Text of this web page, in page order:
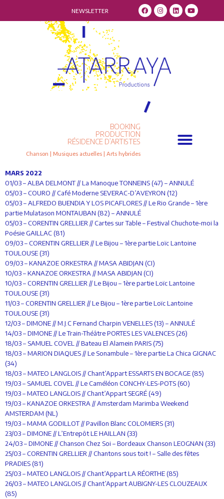
NEWSLETTER
BOOKING
PRODUCTION
RÉSIDENCE D’ARTISTES
Chanson | Musiques actuelles | Arts hybrides
MARS 2022
01/03 – ALBA DELMONT // La Manoque TONNEINS (47) – ANNULÉ
05/03 – COURO // Café Moderne SEVERAC-D’AVEYRON (12)
05/03 – ALFREDO BUENDIA Y LOS PICAFLORES // Le Rio Grande – 1ère
partie Mulatason MONTAUBAN (82) – ANNULÉ
05/03 – CORENTIN GRELLIER // Cartes sur Table – Festival Chuchote-moi la
Poésie GAILLAC (81)
09/03 – CORENTIN GRELLIER // Le Bijou – 1ère partie Loïc Lantoine
TOULOUSE (31)
09/03 – KANAZOE ORKESTRA // MASA ABIDJAN (CI)
10/03 – KANAZOE ORKESTRA // MASA ABIDJAN (CI)
10/03 – CORENTIN GRELLIER // Le Bijou – 1ère partie Loïc Lantoine
TOULOUSE (31)
11/03 – CORENTIN GRELLIER // Le Bijou – 1ère partie Loïc Lantoine
TOULOUSE (31)
12/03 – DIMONE // M.J.C Fernand Charpin VENELLES (13) – ANNULÉ
14/03 – DIMONE // Le Train-Théâtre PORTES LES VALENCES (26)
18/03 – SAMUEL COVEL // Bateau El Alamein PARIS (75)
18/03 – MARION DIAQUES // Le Sonambule – 1ère partie La Chica GIGNAC
(34)
18/03 – MATEO LANGLOIS // Chant’Appart ESSARTS EN BOCAGE (85)
19/03 – SAMUEL COVEL // Le Caméléon CONCHY-LES-POTS (60)
19/03 – MATEO LANGLOIS // Chant’Appart SEGRÉ (49)
19/03 – KANAZOE ORKESTRA // Amsterdam Marimba Weekend
AMSTERDAM (NL)
19/03 – MAMA GODILLOT // Pavillon Blanc COLOMIERS (31)
23/03 – DIMONE // L’Entrepôt LE HAILLAN (33)
24/03 – DIMONE // Chanson Chez Soi – Bordeaux Chanson LEOGNAN (33)
25/03 – CORENTIN GRELLIER // Chantons sous toit ! – Salle des fêtes
PRADIES (81)
25/03 – MATEO LANGLOIS // Chant’Appart LA RÉORTHE (85)
26/03 – MATEO LANGLOIS // Chant’Appart AUBIGNY-LES CLOUZEAUX
(85)